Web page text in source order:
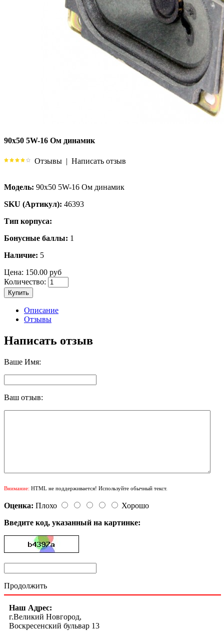
90х50 5W-16 Ом динамик
Отзывы | Написать отзыв
Модель: 90х50 5W-16 Ом динамик
SKU (Артикул): 46393
Тип корпуса:
Бонусные баллы: 1
Наличие: 5
Цена: 150.00 руб
Количество:
Купить
Описание
Отзывы
Написать отзыв
Ваше Имя:
Ваш отзыв:
Внимание: HTML не поддерживается! Используйте обычный текст.
Оценка: Плохо
Хорошо
Введите код, указанный на картинке:
Продолжить
Наш Адрес:
г.Великий Новгород,
Воскресенский бульвар 13